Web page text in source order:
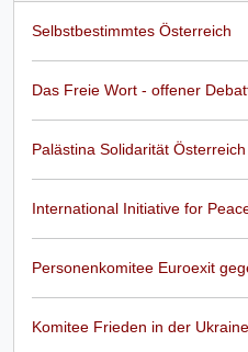
Selbstbestimmtes Österreich
Das Freie Wort - offener
Palästina Solidarität Österreich
International Initiative for
Personenkomitee Euroexit
Komitee Frieden in der Ukraine